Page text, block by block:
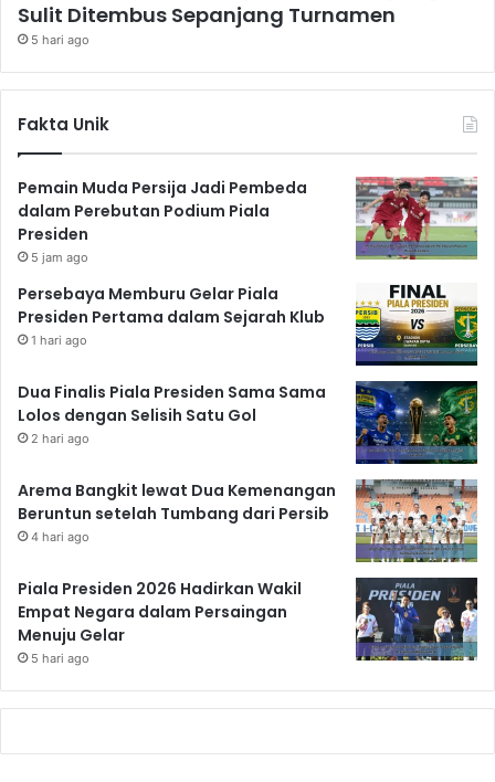
Sulit Ditembus Sepanjang Turnamen
5 hari ago
Fakta Unik
Pemain Muda Persija Jadi Pembeda
dalam Perebutan Podium Piala
Presiden
5 jam ago
Persebaya Memburu Gelar Piala
Presiden Pertama dalam Sejarah Klub
1 hari ago
Dua Finalis Piala Presiden Sama Sama
Lolos dengan Selisih Satu Gol
2 hari ago
Arema Bangkit lewat Dua Kemenangan
Beruntun setelah Tumbang dari Persib
4 hari ago
Piala Presiden 2026 Hadirkan Wakil
Empat Negara dalam Persaingan
Menuju Gelar
5 hari ago